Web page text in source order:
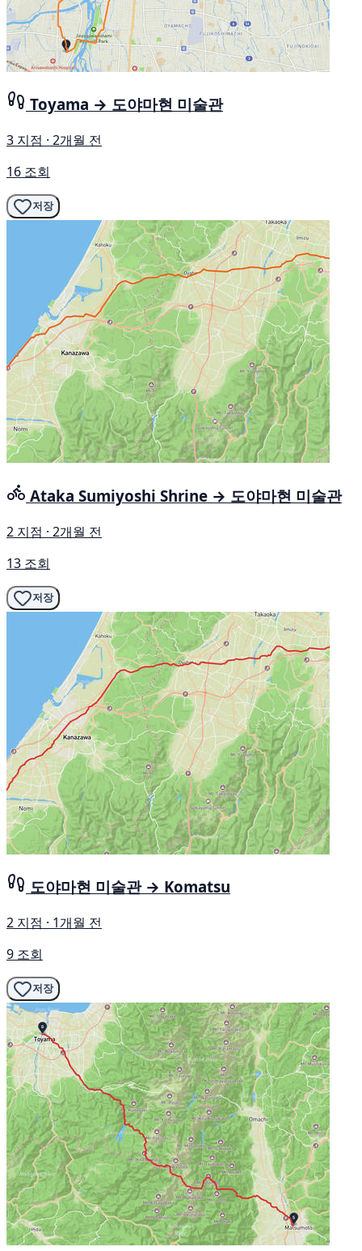
Toyama → 도야마현 미술관
3 지점 · 2개월 전
16 조회
저장
Ataka Sumiyoshi Shrine → 도야마현 미술관
2 지점 · 2개월 전
13 조회
저장
도야마현 미술관 → Komatsu
2 지점 · 1개월 전
9 조회
저장